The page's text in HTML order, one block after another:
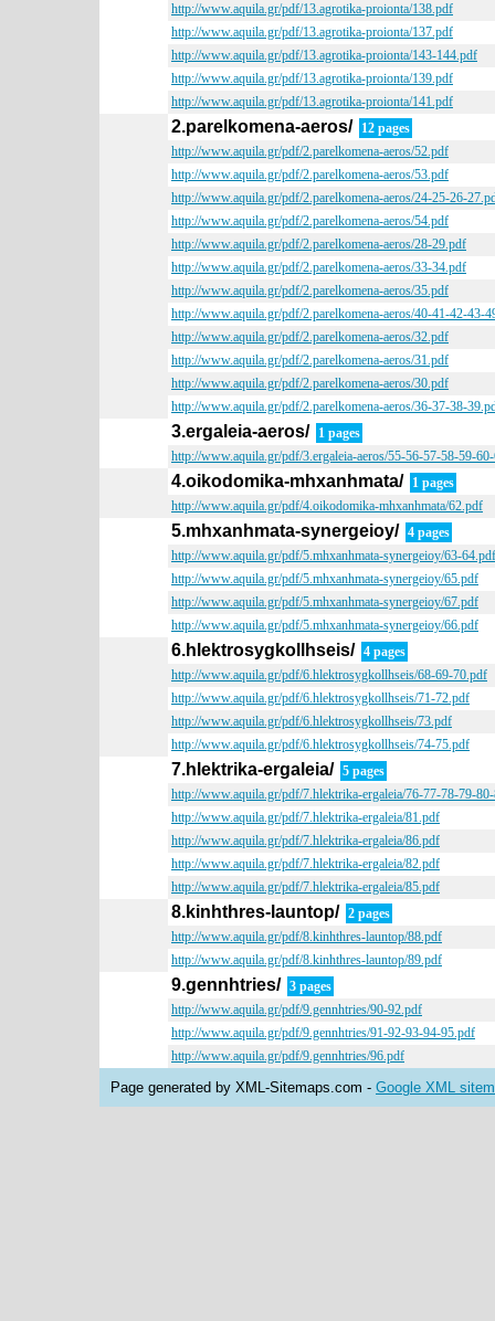
http://www.aquila.gr/pdf/13.agrotika-proionta/138.pdf
http://www.aquila.gr/pdf/13.agrotika-proionta/137.pdf
http://www.aquila.gr/pdf/13.agrotika-proionta/143-144.pdf
http://www.aquila.gr/pdf/13.agrotika-proionta/139.pdf
http://www.aquila.gr/pdf/13.agrotika-proionta/141.pdf
2.parelkomena-aeros/ 12 pages
http://www.aquila.gr/pdf/2.parelkomena-aeros/52.pdf
http://www.aquila.gr/pdf/2.parelkomena-aeros/53.pdf
http://www.aquila.gr/pdf/2.parelkomena-aeros/24-25-26-
http://www.aquila.gr/pdf/2.parelkomena-aeros/54.pdf
http://www.aquila.gr/pdf/2.parelkomena-aeros/28-29.pdf
http://www.aquila.gr/pdf/2.parelkomena-aeros/33-34.pdf
http://www.aquila.gr/pdf/2.parelkomena-aeros/35.pdf
http://www.aquila.gr/pdf/2.parelkomena-aeros/40-41-42-43-
http://www.aquila.gr/pdf/2.parelkomena-aeros/32.pdf
http://www.aquila.gr/pdf/2.parelkomena-aeros/31.pdf
http://www.aquila.gr/pdf/2.parelkomena-aeros/30.pdf
http://www.aquila.gr/pdf/2.parelkomena-aeros/36-37-38-
3.ergaleia-aeros/ 1 pages
http://www.aquila.gr/pdf/3.ergaleia-aeros/55-56-57-58-59-
4.oikodomika-mhxanhmata/ 1 pages
http://www.aquila.gr/pdf/4.oikodomika-mhxanhmata/62.pdf
5.mhxanhmata-synergeioy/ 4 pages
http://www.aquila.gr/pdf/5.mhxanhmata-synergeioy/63-64.pdf
http://www.aquila.gr/pdf/5.mhxanhmata-synergeioy/65.pdf
http://www.aquila.gr/pdf/5.mhxanhmata-synergeioy/67.pdf
http://www.aquila.gr/pdf/5.mhxanhmata-synergeioy/66.pdf
6.hlektrosygkollhseis/ 4 pages
http://www.aquila.gr/pdf/6.hlektrosygkollhseis/68-69-70.pdf
http://www.aquila.gr/pdf/6.hlektrosygkollhseis/71-72.pdf
http://www.aquila.gr/pdf/6.hlektrosygkollhseis/73.pdf
http://www.aquila.gr/pdf/6.hlektrosygkollhseis/74-75.pdf
7.hlektrika-ergaleia/ 5 pages
http://www.aquila.gr/pdf/7.hlektrika-ergaleia/76-77-78-79-
http://www.aquila.gr/pdf/7.hlektrika-ergaleia/81.pdf
http://www.aquila.gr/pdf/7.hlektrika-ergaleia/86.pdf
http://www.aquila.gr/pdf/7.hlektrika-ergaleia/82.pdf
http://www.aquila.gr/pdf/7.hlektrika-ergaleia/85.pdf
8.kinhthres-launtop/ 2 pages
http://www.aquila.gr/pdf/8.kinhthres-launtop/88.pdf
http://www.aquila.gr/pdf/8.kinhthres-launtop/89.pdf
9.gennhtries/ 3 pages
http://www.aquila.gr/pdf/9.gennhtries/90-92.pdf
http://www.aquila.gr/pdf/9.gennhtries/91-92-93-94-95.pdf
http://www.aquila.gr/pdf/9.gennhtries/96.pdf
Page generated by XML-Sitemaps.com - Google XML